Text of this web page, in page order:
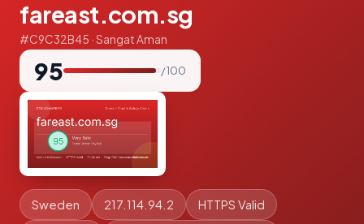
fareast.com.sg
#C9C32B45 · Sangat Aman
95 / 100
Sweden 217.114.94.2 HTTPS Valid